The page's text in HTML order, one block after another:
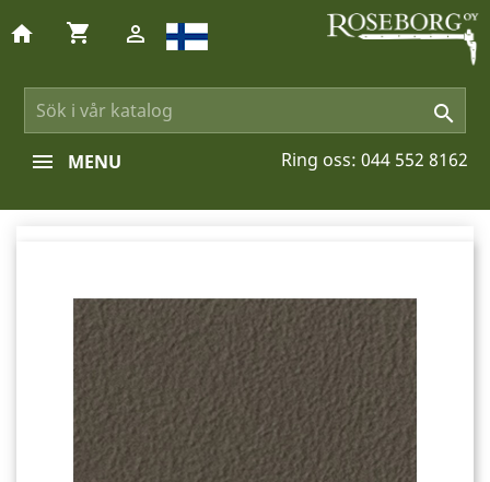

home shopping_cart 
Ring oss: 044 552 8162
MENU